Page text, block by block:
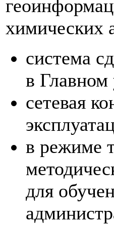
химических
система
в
сетевая
в режиме
для